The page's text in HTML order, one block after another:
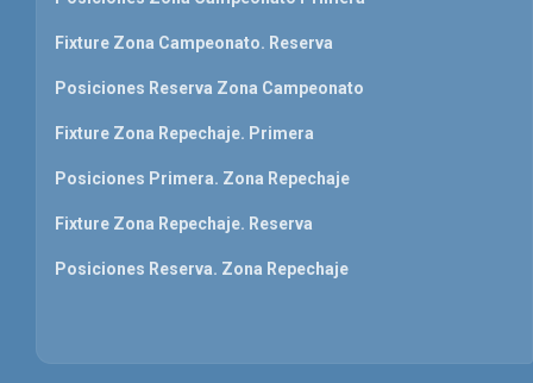
Fixture Zona Campeonato. Reserva
Posiciones Reserva Zona Campeonato
Fixture Zona Repechaje. Primera
Posiciones Primera. Zona Repechaje
Fixture Zona Repechaje. Reserva
Posiciones Reserva. Zona Repechaje